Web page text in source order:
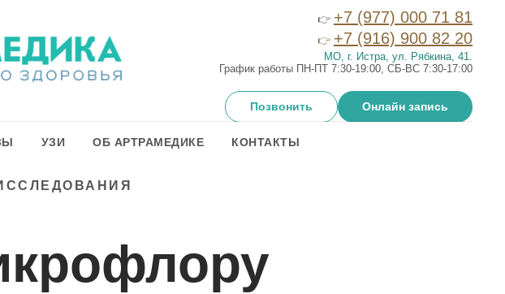
👉 +7 (977) 000 71 81
👉 +7 (916) 900 82 20
МО, г. Истра, ул. Рябкина, 41.
График работы ПН-ПТ 7:30-19:00, СБ-ВС 7:30-17:00
Позвонить Онлайн запись
УЗИ ОБ АРТРАМЕДИКЕ КОНТАКТЫ